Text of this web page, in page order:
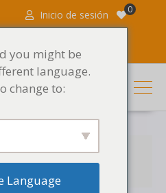
Inicio de sesión 0
sonidos
vol.2
you might be
language.
change to:
Language